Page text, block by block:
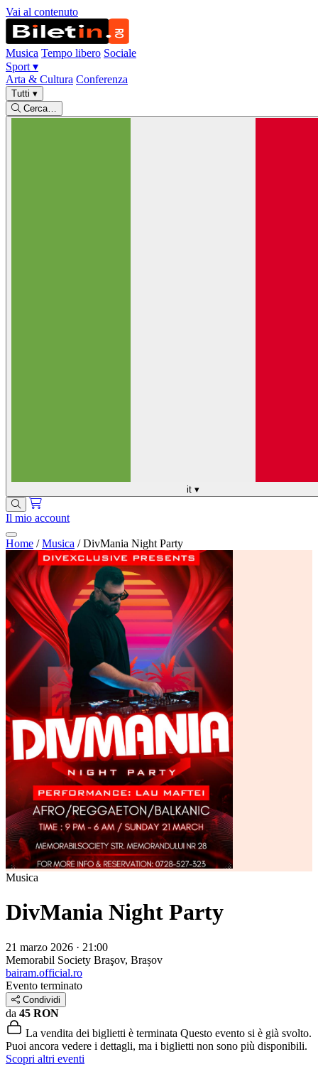
Vai al contenuto
Musica Tempo libero Sociale
Sport ▾
Arta & Cultura Conferenza
Tutti ▾
Cerca…
it ▾
Il mio account
Home / Musica / DivMania Night Party
Musica
DivMania Night Party
21 marzo 2026 · 21:00
Memorabil Society Braşov, Brașov
bairam.official.ro
Evento terminato
Condividi
da 45 RON
La vendita dei biglietti è terminata Questo evento si è già svolto.
Puoi ancora vedere i dettagli, ma i biglietti non sono più disponibili.
Scopri altri eventi